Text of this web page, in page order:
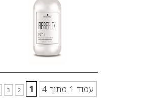
עמוד 1 מתוך 4 1
2
3